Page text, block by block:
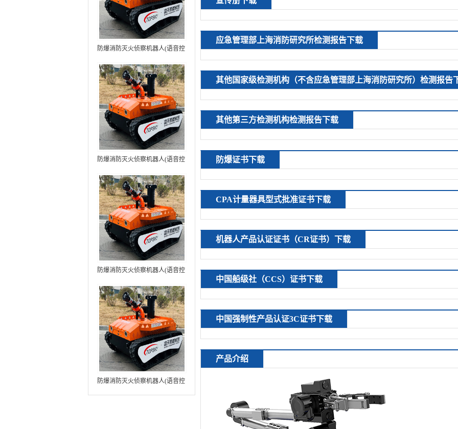
防爆消防灭火侦察机器人(语音控
MC80BD（第6代）
防爆消防灭火侦察机器人(语音控
RXR-MC80BD（第7代）
防爆消防灭火侦察机器人(语音控
火焰）中型RXR-MC80BD（第8
代）
防爆消防灭火侦察机器人(语音控
制+跟随功能+5G控制+水炮跟踪
应急管理部上海消防研究所检测报告下载
其他国家级检测机构（不含应急管理部上海消防研究所）检测报告
其他第三方检测机构检测报告下载
防爆证书下载
CPA计量器具型式批准证书下载
机器人产品认证证书（CR证书）下载
中国船级社（CCS）证书下载
中国强制性产品认证3C证书下载
产品介绍